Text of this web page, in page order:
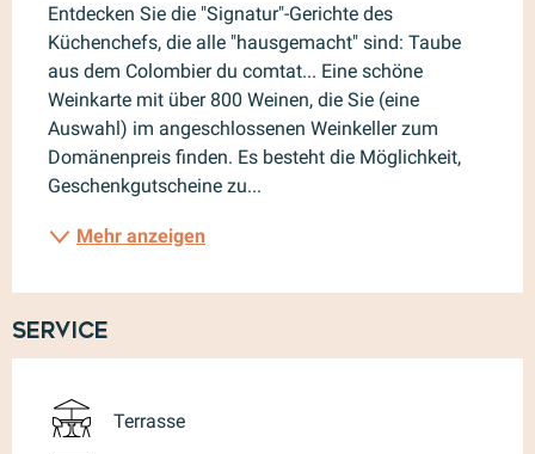
Entdecken Sie die "Signatur"-Gerichte des
Küchenchefs, die alle "hausgemacht" sind: Taube
aus dem Colombier du comtat... Eine schöne
Weinkarte mit über 800 Weinen, die Sie (eine
Auswahl) im angeschlossenen Weinkeller zum
Domänenpreis finden. Es besteht die Möglichkeit,
Geschenkgutscheine zu...
Mehr anzeigen
Service
Terrasse